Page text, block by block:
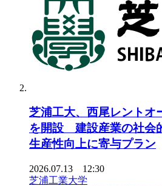
芝浦工大、西尾レントオ
を開設 建設産業の社会
生産性向上に寄与プラン
2026.07.13 12:30
芝浦工業大学